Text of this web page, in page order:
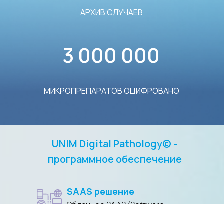
3 000 000
АРХИВ СЛУЧАЕВ
МИКРОПРЕПАРАТОВ ОЦИФРОВАНО
UNIM Digital Pathology© -
программное обеспечение
SAAS решение